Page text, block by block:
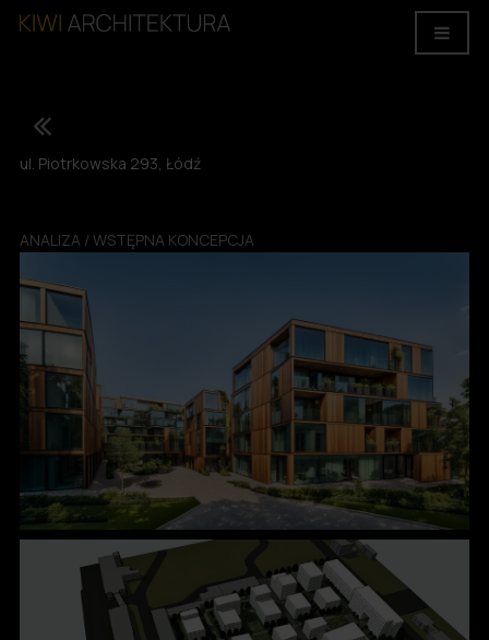
ul. Piotrkowska 293, Łódź
ANALIZA / WSTĘPNA KONCEPCJA